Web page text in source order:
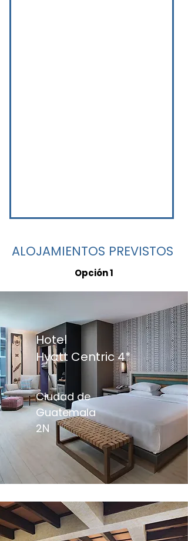
ALOJAMIENTOS PREVISTOS
Opción 1
Hotel
Hyatt Centric 4*
Ciudad de
Guatemala
2N